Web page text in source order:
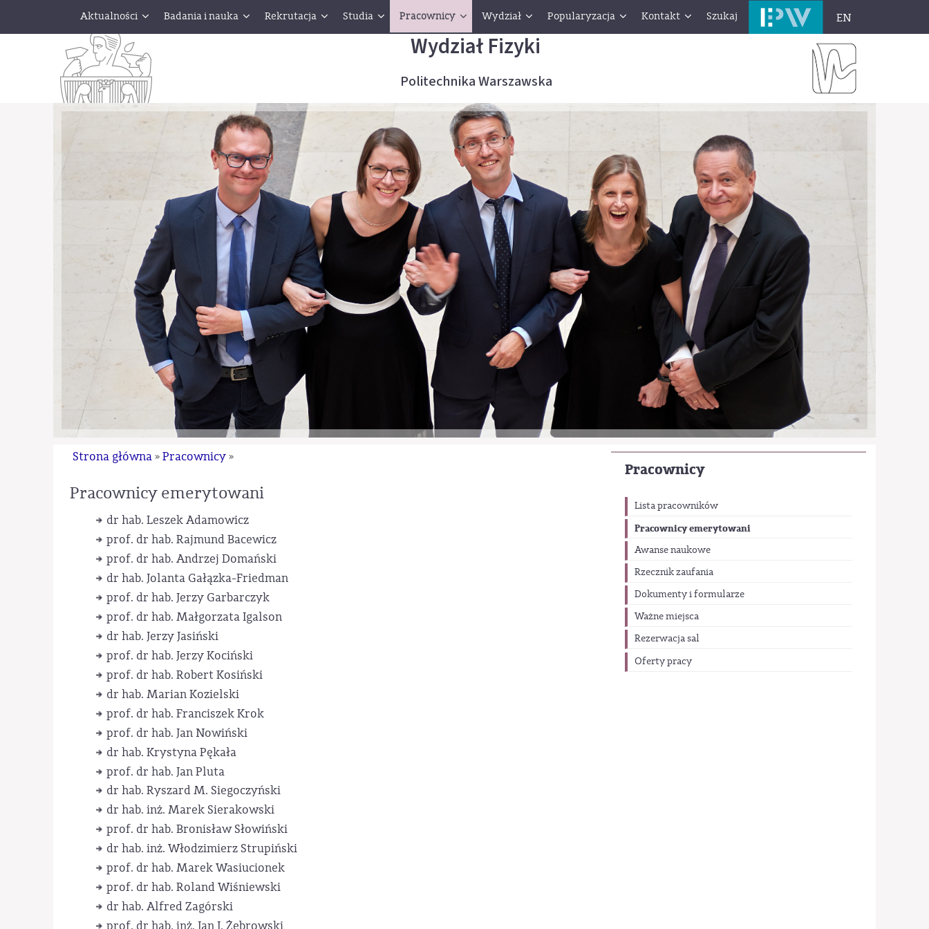
Aktualności Badania i nauka Rekrutacja Studia Pracownicy Wydział Popularyzacja Kontakt Szukaj EN
Wydział Fizyki
Politechnika Warszawska
Pracownicy
Lista pracowników
Pracownicy emerytowani
Awanse naukowe
Rzecznik zaufania
Dokumenty i formularze
Ważne miejsca
Rezerwacja sal
Oferty pracy
Strona główna » Pracownicy »
Pracownicy emerytowani
dr hab. Leszek Adamowicz
prof. dr hab. Rajmund Bacewicz
prof. dr hab. Andrzej Domański
dr hab. Jolanta Gałązka-Friedman
prof. dr hab. Jerzy Garbarczyk
prof. dr hab. Małgorzata Igalson
dr hab. Jerzy Jasiński
prof. dr hab. Jerzy Kociński
prof. dr hab. Robert Kosiński
dr hab. Marian Kozielski
prof. dr hab. Franciszek Krok
prof. dr hab. Jan Nowiński
dr hab. Krystyna Pękała
prof. dr hab. Jan Pluta
dr hab. Ryszard M. Siegoczyński
dr hab. inż. Marek Sierakowski
prof. dr hab. Bronisław Słowiński
dr hab. inż. Włodzimierz Strupiński
prof. dr hab. Marek Wasiucionek
prof. dr hab. Roland Wiśniewski
dr hab. Alfred Zagórski
prof. dr hab. inż. Jan J. Żebrowski